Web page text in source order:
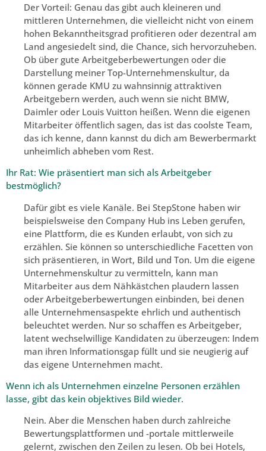
Der Vorteil: Genau das gibt auch kleineren und
mittleren Unternehmen, die vielleicht nicht von einem
hohen Bekanntheitsgrad profitieren oder dezentral am
Land angesiedelt sind, die Chance, sich hervorzuheben.
Ob über gute Arbeitgeberbewertungen oder die
Darstellung meiner Top-Unternehmenskultur, da
können gerade KMU zu wahnsinnig attraktiven
Arbeitgebern werden, auch wenn sie nicht BMW,
Daimler oder Louis Vuitton heißen. Wenn die eigenen
Mitarbeiter öffentlich sagen, das ist das coolste Team,
das ich kenne, dann kannst du dich am Bewerbermarkt
unheimlich abheben vom Rest.
Ihr Rat: Wie präsentiert man sich als Arbeitgeber
bestmöglich?
Dafür gibt es viele Kanäle. Bei StepStone haben wir
beispielsweise den Company Hub ins Leben gerufen,
eine Plattform, die es Kunden erlaubt, von sich zu
erzählen. Sie können so unterschiedliche Facetten von
sich präsentieren, in Wort, Bild und Ton. Um die eigene
Unternehmenskultur zu vermitteln, kann man
Mitarbeiter aus dem Nähkästchen plaudern lassen
oder Arbeitgeberbewertungen einbinden, bei denen
alle Unternehmensaspekte ehrlich und authentisch
beleuchtet werden. Nur so schaffen es Arbeitgeber,
latent wechselwillige Kandidaten zu überzeugen: Indem
man ihren Informationsgap füllt und sie neugierig auf
das eigene Unternehmen macht.
Wenn ich als Unternehmen einzelne Personen erzählen
lasse, gibt das kein objektives Bild wieder.
Nein. Aber die Menschen haben durch zahlreiche
Bewertungsplattformen und -portale mittlerweile
gelernt, zwischen den Zeilen zu lesen. Ob bei Hotels,